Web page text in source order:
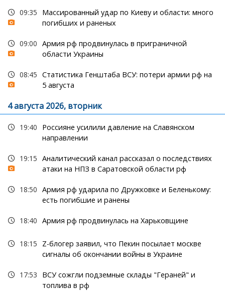
09:35
Массированный удар по Киеву и области: много
погибших и раненых
09:00 Армия рф продвинулась в приграничной
области Украины
08:45 Статистика Генштаба ВСУ: потери армии рф на
5 августа
4 августа 2026, вторник
19:40
Россияне усилили давление на Славянском
направлении
19:15 Аналитический канал рассказал о последствиях
атаки на НПЗ в Саратовской области рф
18:50 Армия рф ударила по Дружковке и Беленькому:
есть погибшие и ранены
18:40 Армия рф продвинулась на Харьковщине
18:15
Z-блогер заявил, что Пекин посылает москве
сигналы об окончании войны в Украине
17:53
ВСУ сожгли подземные склады "Гераней" и
топлива в рф